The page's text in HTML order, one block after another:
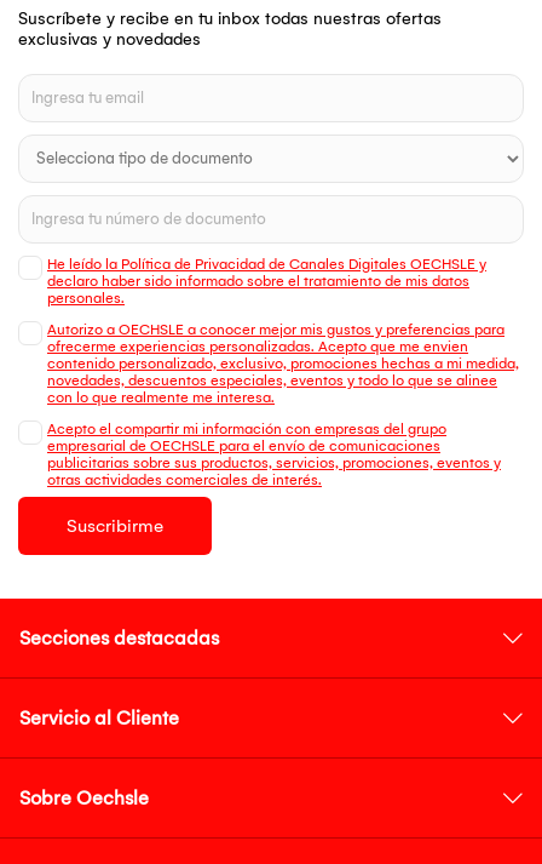
Suscríbete y recibe en tu inbox todas nuestras ofertas
exclusivas y novedades
He leído la Política de Privacidad de Canales Digitales OECHSLE y
declaro haber sido informado sobre el tratamiento de mis datos
personales.
Autorizo a OECHSLE a conocer mejor mis gustos y preferencias para
ofrecerme experiencias personalizadas. Acepto que me envien
contenido personalizado, exclusivo, promociones hechas a mi medida,
novedades, descuentos especiales, eventos y todo lo que se alinee
con lo que realmente me interesa.
Acepto el compartir mi información con empresas del grupo
empresarial de OECHSLE para el envío de comunicaciones
publicitarias sobre sus productos, servicios, promociones, eventos y
otras actividades comerciales de interés.
Suscribirme
Secciones destacadas
Servicio al Cliente
Sobre Oechsle